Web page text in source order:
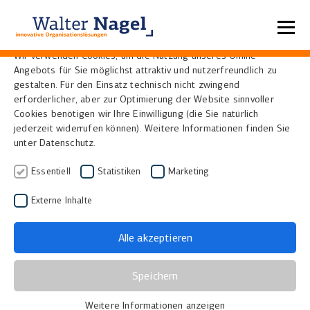
Home News
Ein neuer Meilenstein in
der Digitalisierung: Die
Partnerschaft von Walter
Nagel und Qidenus
Technologies
09.01.2025
Walter Nagel und Qidenus Technologies bündeln ihre
Datenschutzeinstellungen
Wir verwenden Cookies, um die Nutzung unseres Online-
Angebots für Sie möglichst attraktiv und nutzerfreundlich zu
gestalten. Für den Einsatz technisch nicht zwingend
erforderlicher, aber zur Optimierung der Website sinnvoller
Cookies benötigen wir Ihre Einwilligung (die Sie natürlich
jederzeit widerrufen können). Weitere Informationen finden Sie
unter Datenschutz.
Essentiell Statistiken Marketing
Externe Inhalte
Alle akzeptieren
Speichern
Weitere Informationen anzeigen